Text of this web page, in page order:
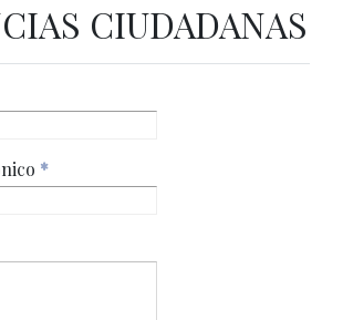
CIUDADANAS
*